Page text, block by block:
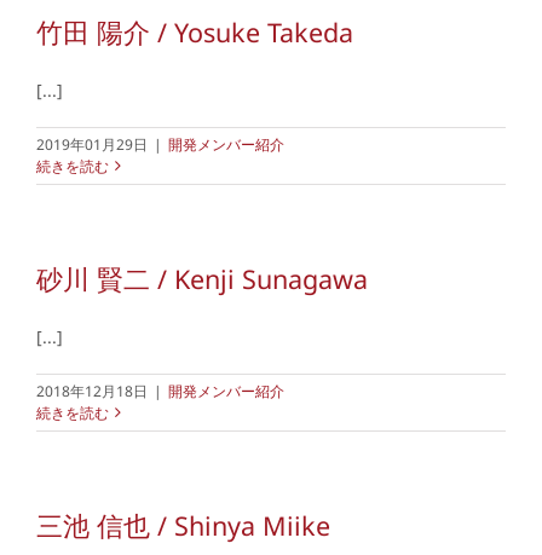
竹田 陽介 / Yosuke Takeda
[...]
2019年01月29日 | 開発メンバー紹介
続きを読む
砂川 賢二 / Kenji Sunagawa
[...]
2018年12月18日 | 開発メンバー紹介
続きを読む
三池 信也 / Shinya Miike